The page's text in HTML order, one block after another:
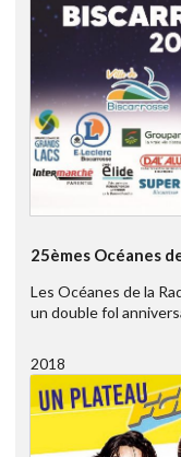
25èmes Océanes
Les Océanes de la
un double fol
2018